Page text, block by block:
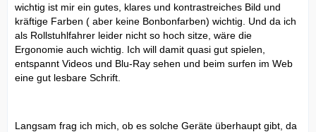
wichtig ist mir ein gutes, klares und kontrastreiches Bild und
kräftige Farben ( aber keine Bonbonfarben) wichtig. Und da ich
als Rollstuhlfahrer leider nicht so hoch sitze, wäre die
Ergonomie auch wichtig. Ich will damit quasi gut spielen,
entspannt Videos und Blu-Ray sehen und beim surfen im Web
eine gut lesbare Schrift.
Langsam frag ich mich, ob es solche Geräte überhaupt gibt, da